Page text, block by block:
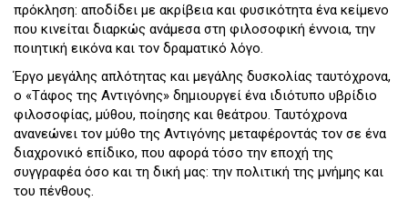
πρόκληση: αποδίδει με ακρίβεια και φυσικότητα ένα κείμενο
που κινείται διαρκώς ανάμεσα στη φιλοσοφική έννοια, την
ποιητική εικόνα και τον δραματικό λόγο.
Έργο μεγάλης απλότητας και μεγάλης δυσκολίας ταυτόχρονα,
ο «Τάφος της Αντιγόνης» δημιουργεί ένα ιδιότυπο υβρίδιο
φιλοσοφίας, μύθου, ποίησης και θεάτρου. Ταυτόχρονα
ανανεώνει τον μύθο της Αντιγόνης μεταφέροντάς τον σε ένα
διαχρονικό επίδικο, που αφορά τόσο την εποχή της
συγγραφέα όσο και τη δική μας: την πολιτική της μνήμης και
του πένθους.